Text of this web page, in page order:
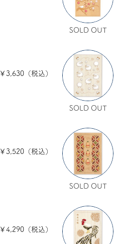
SOLD OUT
SOLD OUT
￥3,630（税込）
SOLD OUT
￥3,520（税込）
￥4,290（税込）